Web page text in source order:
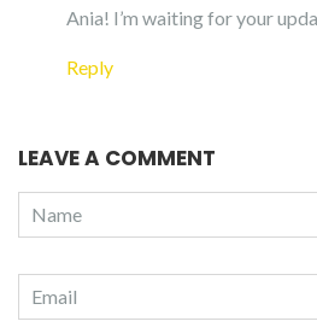
Ania! I’m waiting for your
Reply
LEAVE A COMMENT